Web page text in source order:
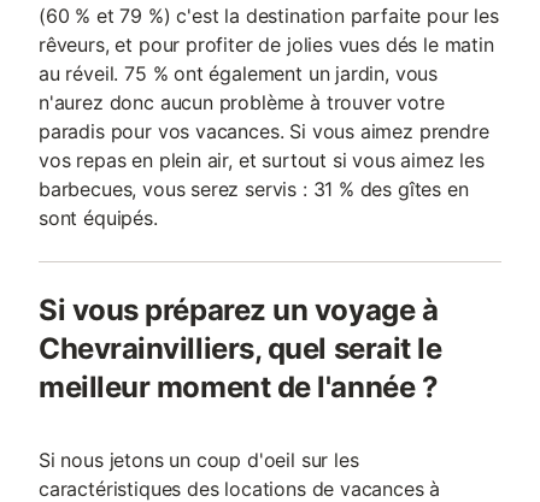
(60 % et 79 %) c'est la destination parfaite pour les
rêveurs, et pour profiter de jolies vues dés le matin
au réveil. 75 % ont également un jardin, vous
n'aurez donc aucun problème à trouver votre
paradis pour vos vacances. Si vous aimez prendre
vos repas en plein air, et surtout si vous aimez les
barbecues, vous serez servis : 31 % des gîtes en
sont équipés.
Si vous préparez un voyage à
Chevrainvilliers, quel serait le
meilleur moment de l'année ?
Si nous jetons un coup d'oeil sur les
caractéristiques des locations de vacances à